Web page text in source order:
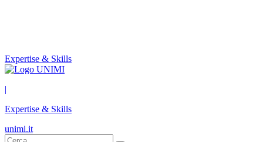
Expertise & Skills
|
Expertise & Skills
unimi.it